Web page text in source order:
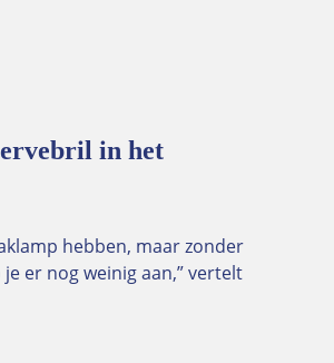
in het
hebben, maar zonder
er nog weinig aan,” vertelt